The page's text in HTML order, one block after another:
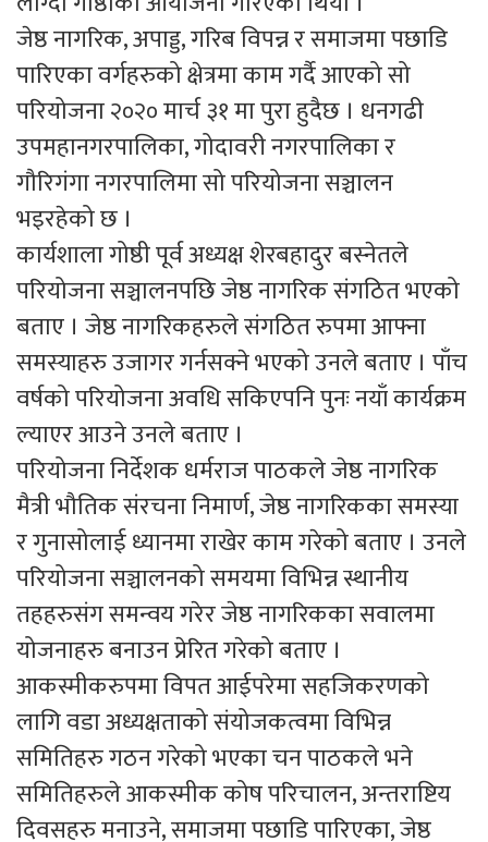
जेष्ठ नागरिक, अपाड्ड, गरिब विपन्न र समाजमा पछाडि
पारिएका वर्गहरुको क्षेत्रमा काम गर्दै आएको सो
परियोजना २०२० मार्च ३१ मा पुरा हुदैछ । धनगढी
उपमहानगरपालिका, गोदावरी नगरपालिका र
गौरिगंगा नगरपालिमा सो परियोजना सञ्चालन
भइरहेको छ ।
कार्यशाला गोष्ठी पूर्व अध्यक्ष शेरबहादुर बस्नेतले
परियोजना सञ्चालनपछि जेष्ठ नागरिक संगठित भएको
बताए । जेष्ठ नागरिकहरुले संगठित रुपमा आफ्ना
समस्याहरु उजागर गर्नसक्ने भएको उनले बताए । पाँच
वर्षको परियोजना अवधि सकिएपनि पुनः नयाँ कार्यक्रम
ल्याएर आउने उनले बताए ।
परियोजना निर्देशक धर्मराज पाठकले जेष्ठ नागरिक
मैत्री भौतिक संरचना निमार्ण, जेष्ठ नागरिकका समस्या
र गुनासोलाई ध्यानमा राखेर काम गरेको बताए । उनले
परियोजना सञ्चालनको समयमा विभिन्न स्थानीय
तहहरुसंग समन्वय गरेर जेष्ठ नागरिकका सवालमा
योजनाहरु बनाउन प्रेरित गरेको बताए ।
आकस्मीकरुपमा विपत आईपरेमा सहजिकरणको
लागि वडा अध्यक्षताको संयोजकत्वमा विभिन्न
समितिहरु गठन गरेको भएका चन पाठकले भने
समितिहरुले आकस्मीक कोष परिचालन, अन्तराष्टिय
दिवसहरु मनाउने, समाजमा पछाडि पारिएका, जेष्ठ